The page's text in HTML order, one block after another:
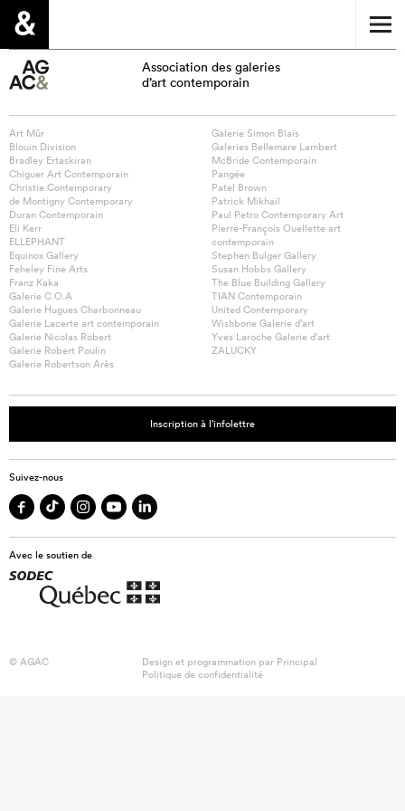
Association des galeries
d’art contemporain
Art Mûr
Blouin Division
Bradley Ertaskiran
Chiguer Art Contemporain
Christie Contemporary
de Montigny Contemporary
Duran Contemporain
Eli Kerr
ELLEPHANT
Equinox Gallery
Feheley Fine Arts
Franz Kaka
Galerie C.O.A
Galerie Hugues Charbonneau
Galerie Lacerte art contemporain
Galerie Nicolas Robert
Galerie Robert Poulin
Galerie Robertson Arès
Galerie Simon Blais
Galeries Bellemare Lambert
McBride Contemporain
Pangée
Patel Brown
Patrick Mikhail
Paul Petro Contemporary Art
Pierre-François Ouellette art
contemporain
Stephen Bulger Gallery
Susan Hobbs Gallery
The Blue Building Gallery
TIAN Contemporain
United Contemporary
Wishbone Galerie d’art
Yves Laroche Galerie d’art
ZALUCKY
Inscription à l’infolettre
Suivez-nous
Avec le soutien de
© AGAC Design et programmation par Principal
Politique de confidentialité